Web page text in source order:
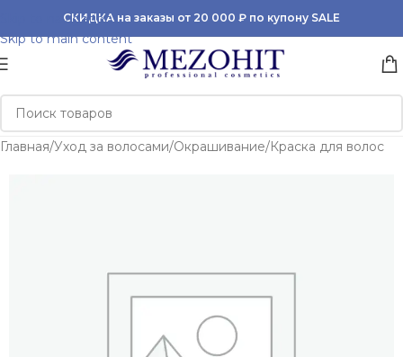
Skip to navigation
Skip to main content
СКИДКА на заказы от 20 000 ₽ по купону SALE
Главная/Уход за волосами/Окрашивание/Краска для волос